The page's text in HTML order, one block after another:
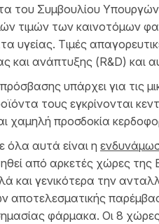
του Συμβουλίου
τιμών των καινοτόμων
υγείας. Τιμές
και ανάπτυξης (R&D) και
υπάρχει για τις
τους εγκρίνονται
χαμηλή προσδοκία
όλα αυτά είναι η
από αρκετές χώρες
και γενικότερα την
αποτελεσματικής
φάρμακα. Οι 8